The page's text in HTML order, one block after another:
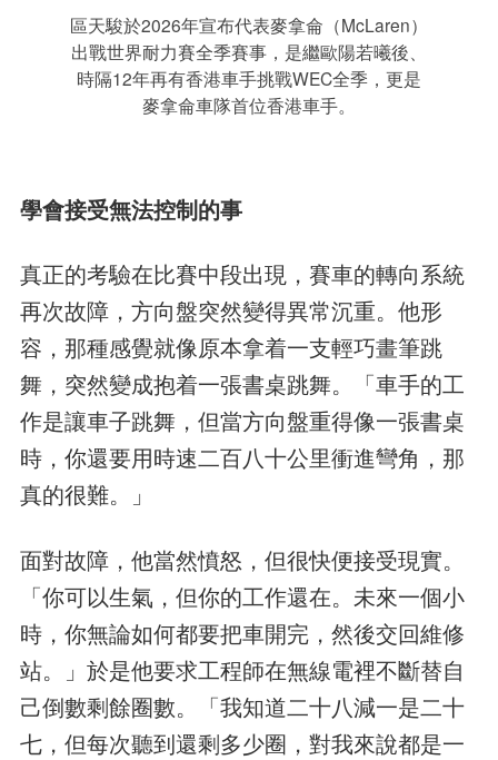
區天駿於2026年宣布代表麥拿侖（McLaren）
出戰世界耐力賽全季賽事，是繼歐陽若曦後、
時隔12年再有香港車手挑戰WEC全季，更是
麥拿侖車隊首位香港車手。
學會接受無法控制的事
真正的考驗在比賽中段出現，賽車的轉向系統
再次故障，方向盤突然變得異常沉重。他形
容，那種感覺就像原本拿着一支輕巧畫筆跳
舞，突然變成抱着一張書桌跳舞。「車手的工
作是讓車子跳舞，但當方向盤重得像一張書桌
時，你還要用時速二百八十公里衝進彎角，那
真的很難。」
面對故障，他當然憤怒，但很快便接受現實。
「你可以生氣，但你的工作還在。未來一個小
時，你無論如何都要把車開完，然後交回維修
站。」於是他要求工程師在無線電裡不斷替自
己倒數剩餘圈數。「我知道二十八減一是二十
七，但每次聽到還剩多少圈，對我來說都是一